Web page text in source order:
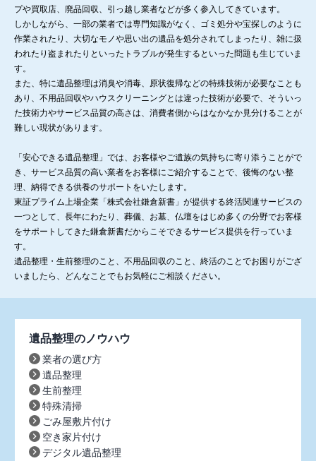
プや買取店、廃品回収、引っ越し業者などが多く参入してきています。
しかしながら、一部の業者では専門知識がなく、ゴミ処分や宝探しのように
作業されたり、大切なモノや思い出の遺品を処分されてしまったり、雑に扱
われたり盗まれたりといったトラブルが発生するといった問題も生じていま
す。
また、特に遺品整理は消臭や消毒、原状復帰などの特殊技術が必要なことも
あり、不用品回収やハウスクリーニングとは違った技術が必要で、そういっ
た技術力やサービス品質の高さは、消費者側からはなかなか見分けることが
難しい現状があります。
「安心できる遺品整理」では、お客様やご遺族の気持ちに寄り添うことがで
き、サービス品質の高い業者をお客様にご紹介することで、後悔のない整
理、納得できる供養のサポートをいたします。
東証プライム上場企業「株式会社鎌倉新書」が提供する終活関連サービスの
一つとして、長年にわたり、葬儀、お墓、仏壇をはじめ多くの分野でお客様
をサポートしてきた鎌倉新書だからこそできるサービス提供を行っていま
す。
遺品整理・生前整理のこと、不用品回収のこと、終活のことでお困りがござ
いましたら、どんなことでもお気軽にご相談ください。
遺品整理のノウハウ
業者の選び方
遺品整理
生前整理
特殊清掃
ごみ屋敷片付け
空き家片付け
デジタル遺品整理